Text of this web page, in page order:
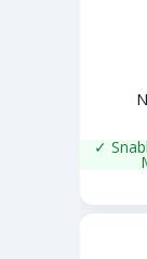
✓